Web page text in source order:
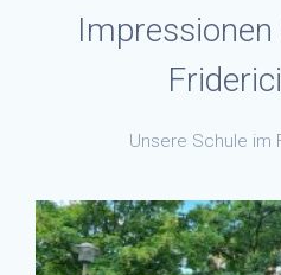
Unsere Schule im